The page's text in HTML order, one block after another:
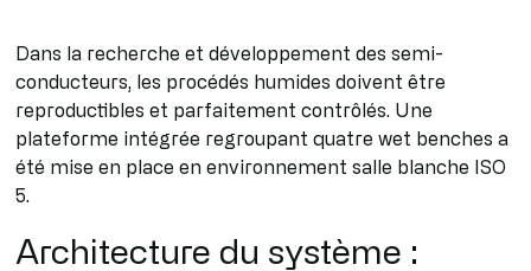
Dans la recherche et développement des semi-
conducteurs, les procédés humides doivent être
reproductibles et parfaitement contrôlés. Une
plateforme intégrée regroupant quatre wet benches a
été mise en place en environnement salle blanche ISO
5.
Architecture du système :